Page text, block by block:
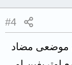
#4
موضعى مضاد